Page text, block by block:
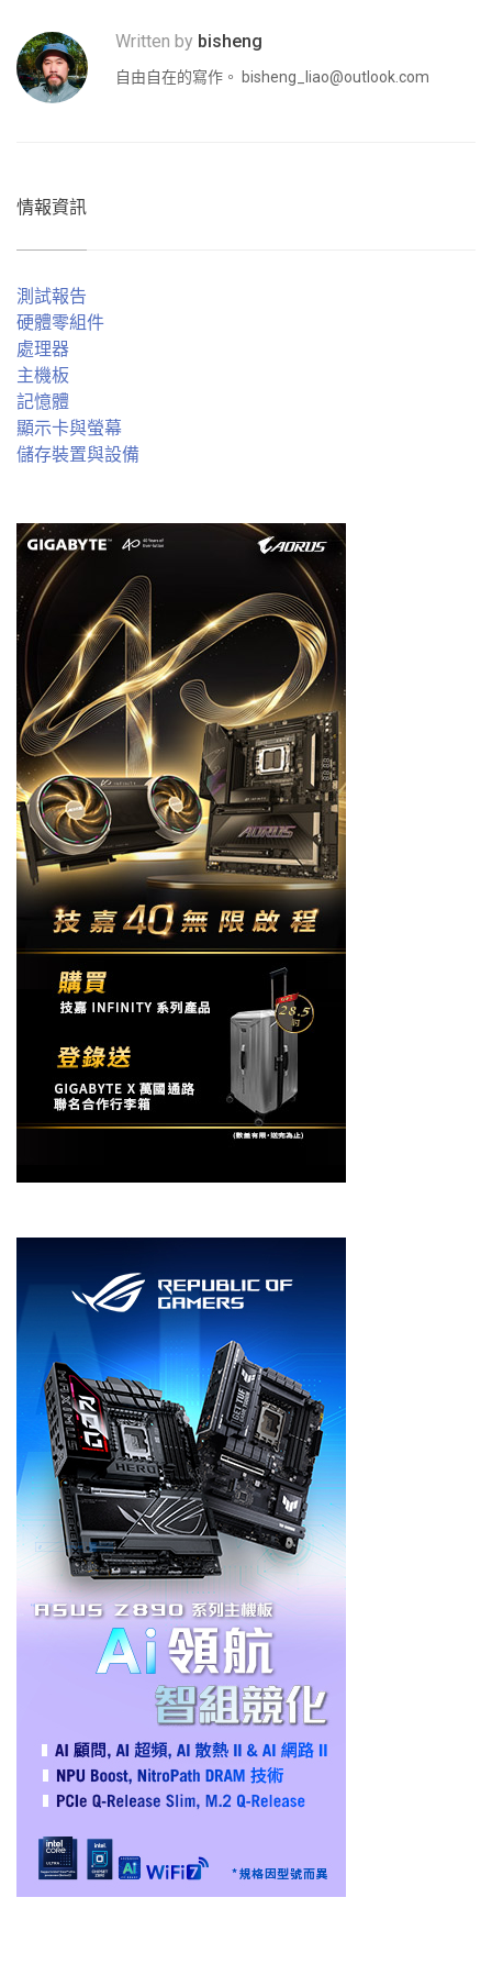
Written by bisheng
自由自在的寫作。 bisheng_liao@outlook.com
情報資訊
測試報告
硬體零組件
處理器
主機板
記憶體
顯示卡與螢幕
儲存裝置與設備